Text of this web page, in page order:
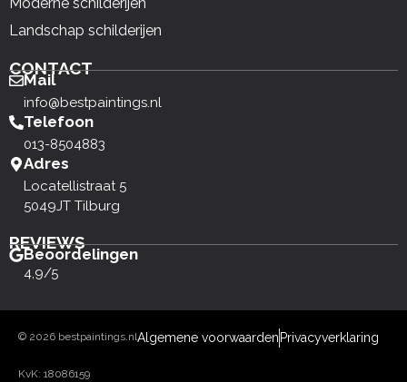
Landschap schilderijen
CONTACT
Mail
info@bestpaintings.nl
Telefoon
013-8504883
Adres
Locatellistraat 5
5049JT Tilburg
REVIEWS
Beoordelingen
4,9/5
© 2026 bestpaintings.nlAlgemene voorwaarden Privacyverklaring
KvK: 18086159